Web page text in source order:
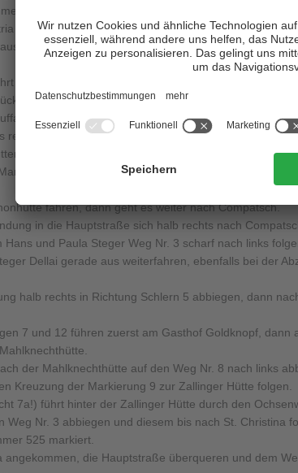
geradeaus bis zur Abzweigung nach Monte Pana
30a halten.
bis zur Abzweigung ins Jendertal, wo man dem Weg
geht es bei einem Pfadabzweig halb links wieder
ins Jendertal rechts bergauf abbiegen; bei der
rechts bergauf, dann geradeaus.
sich halb links halten, die Abzweigung nach St.
geht es wieder halb links bergab, dann geradeaus
fahren, dann geht es weiter nach Compatsch.
in die Hauptstraße sich halb rechts nach
Hans und Paula Steger Weg Nr. 3 scharf nach links
Dellai gerade aus weiterfahren, ebenfalls bei der
halb rechts in Richtung Schlern 5 abbiegen, dann
7 und 12 führen zuerst am Gasthof Goldknopf, dann
der Mahlknechthütte auf den Weg Nr. 8 nach links
Kreuzung der Markierung 9 zur Zallinger Hütte folgen.
7a!) führt hinter der Zallinger Hütte durch den
Weg Nr. 3 abbiegen und diesem bis nach St. Christina
525 markiert.
angekommen, die Hauptstraße überqueren und dem